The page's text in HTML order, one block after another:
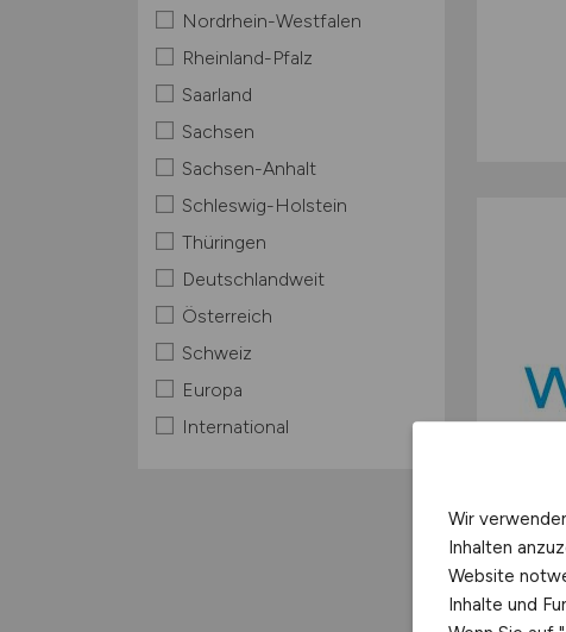
Nordrhein-Westfalen
Rheinland-Pfalz
Saarland
Sachsen
Sachsen-Anhalt
Schleswig-Holstein
Thüringen
Deutschlandweit
Österreich
Schweiz
Europa
International
Wir
Inhalten
Website
Inhalte und